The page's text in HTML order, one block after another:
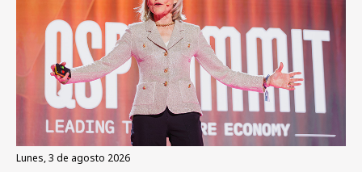
lunes, 3 de agosto 2026